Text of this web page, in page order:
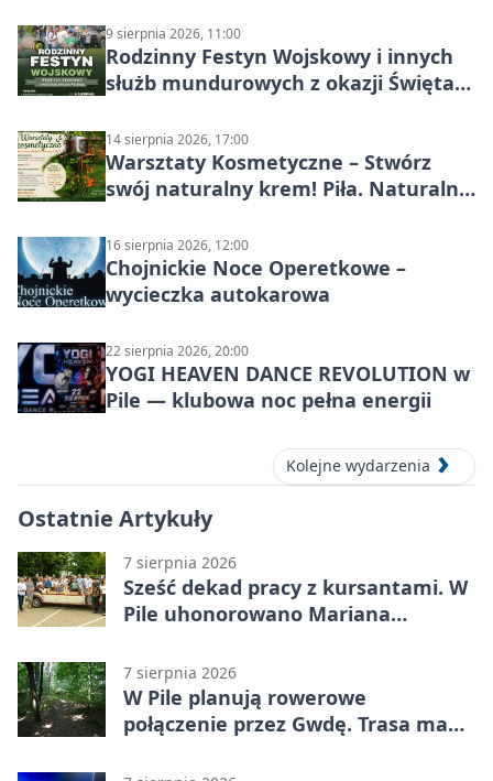
9 sierpnia 2026, 11:00
Rodzinny Festyn Wojskowy i innych
służb mundurowych z okazji Święta
14 sierpnia 2026, 17:00
Warsztaty Kosmetyczne – Stwórz
swój naturalny krem! Piła. Naturalna
16 sierpnia 2026, 12:00
Chojnickie Noce Operetkowe –
wycieczka autokarowa
22 sierpnia 2026, 20:00
YOGI HEAVEN DANCE REVOLUTION w
Pile — klubowa noc pełna energii
Kolejne wydarzenia
Ostatnie Artykuły
7 sierpnia 2026
Sześć dekad pracy z kursantami. W
Pile uhonorowano Mariana
7 sierpnia 2026
W Pile planują rowerowe
połączenie przez Gwdę. Trasa ma